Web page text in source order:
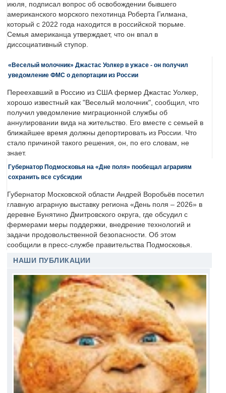
июля, подписал вопрос об освобождении бывшего
американского морского пехотинца Роберта Гилмана,
который с 2022 года находится в российской тюрьме.
Семья американца утверждает, что он впал в
диссоциативный ступор.
«Веселый молочник» Джастас Уолкер в ужасе - он получил
уведомление ФМС о депортации из России
Переехавший в Россию из США фермер Джастас Уолкер,
хорошо известный как "Веселый молочник", сообщил, что
получил уведомление миграционной службы об
аннулировании вида на жительство. Его вместе с семьей в
ближайшее время должны депортировать из России. Что
стало причиной такого решения, он, по его словам, не
знает.
Губернатор Подмосковья на «Дне поля» пообещал аграриям
сохранить все субсидии
Губернатор Московской области Андрей Воробьёв посетил
главную аграрную выставку региона «День поля – 2026» в
деревне Бунятино Дмитровского округа, где обсудил с
фермерами меры поддержки, внедрение технологий и
задачи продовольственной безопасности. Об этом
сообщили в пресс-службе правительства Подмосковья.
НАШИ ПУБЛИКАЦИИ